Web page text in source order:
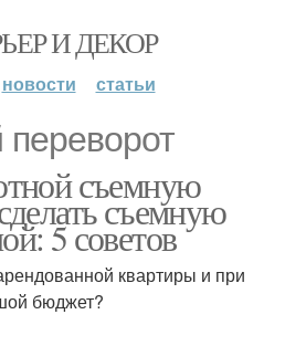
И ДЕКОР
новости статьи
съемную
съемную
5 советов
квартиры и при
бюджет?